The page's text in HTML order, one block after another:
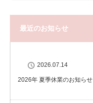
最近のお知らせ
2026.07.14
2026年 夏季休業のお知らせ